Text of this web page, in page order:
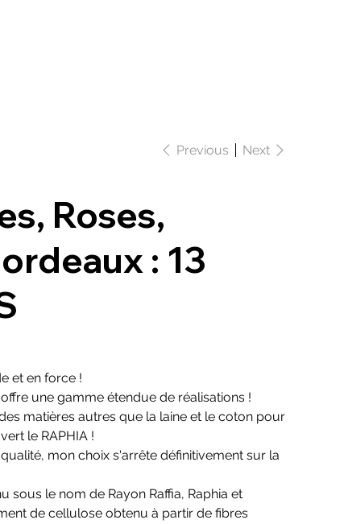
Previous Next
Roses,
: 13
et en force !
une gamme étendue de réalisations !
matières autres que la laine et le coton pour
le RAPHIA !
mon choix s'arrête définitivement sur la
sous le nom de Rayon Raffia, Raphia et
de cellulose obtenu à partir de fibres